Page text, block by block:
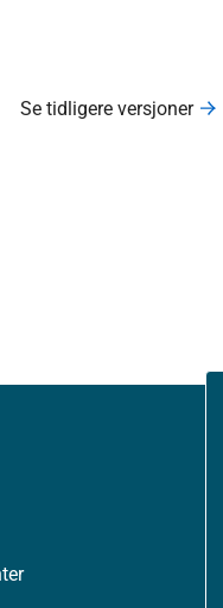
Se tidligere versjoner